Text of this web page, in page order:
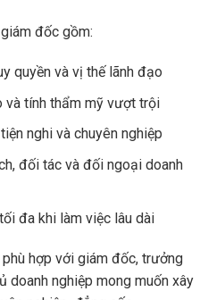
đốc gồm:
quyền và vị thế lãnh đạo
và tính thẩm mỹ vượt trội
nghi và chuyên nghiệp
đối tác và đối ngoại doanh
đa khi làm việc lâu dài
hợp với giám đốc, trưởng
doanh nghiệp mong muốn xây